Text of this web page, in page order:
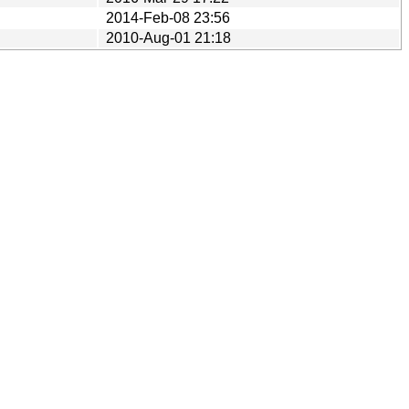
2014-Feb-08 23:56
2010-Aug-01 21:18